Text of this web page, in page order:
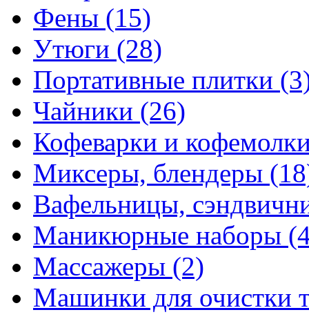
Фены (15)
Утюги (28)
Портативные плитки
Чайники (26)
Кофеварки и
Миксеры, блендеры
Вафельницы,
Маникюрные наборы
Массажеры (2)
Машинки для очистки